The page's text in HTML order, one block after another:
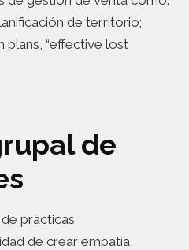
de territorio;
plans, “effective lost
de
prácticas
de crear empatía,